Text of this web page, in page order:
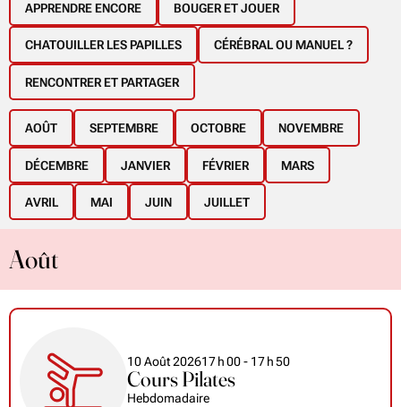
APPRENDRE ENCORE BOUGER ET JOUER
CHATOUILLER LES PAPILLES CÉRÉBRAL OU MANUEL ?
RENCONTRER ET PARTAGER
AOÛT SEPTEMBRE OCTOBRE NOVEMBRE
DÉCEMBRE JANVIER FÉVRIER MARS
AVRIL MAI JUIN JUILLET
Août
10 Août 202617h00- 17h50
Cours Pilates
Hebdomadaire